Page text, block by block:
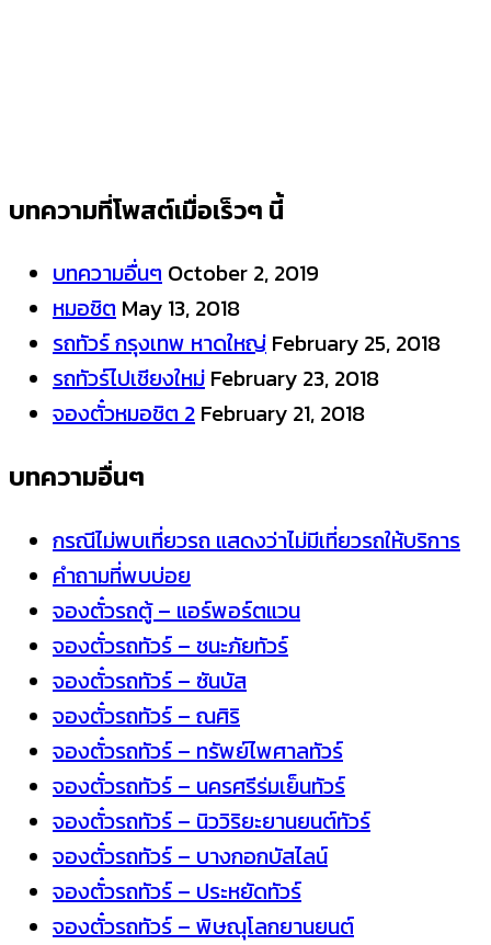
บทความที่โพสต์เมื่อเร็วๆ นี้
บทความอื่นๆ October 2, 2019
หมอชิต May 13, 2018
รถทัวร์ กรุงเทพ หาดใหญ่ February 25, 2018
รถทัวร์ไปเชียงใหม่ February 23, 2018
จองตั๋วหมอชิต 2 February 21, 2018
บทความอื่นๆ
กรณีไม่พบเที่ยวรถ แสดงว่าไม่มีเที่ยวรถให้บริการ
คำถามที่พบบ่อย
จองตั๋วรถตู้ – แอร์พอร์ตแวน
จองตั๋วรถทัวร์ – ชนะภัยทัวร์
จองตั๋วรถทัวร์ – ซันบัส
จองตั๋วรถทัวร์ – ณศิริ
จองตั๋วรถทัวร์ – ทรัพย์ไพศาลทัวร์
จองตั๋วรถทัวร์ – นครศรีร่มเย็นทัวร์
จองตั๋วรถทัวร์ – นิววิริยะยานยนต์ทัวร์
จองตั๋วรถทัวร์ – บางกอกบัสไลน์
จองตั๋วรถทัวร์ – ประหยัดทัวร์
จองตั๋วรถทัวร์ – พิษณุโลกยานยนต์